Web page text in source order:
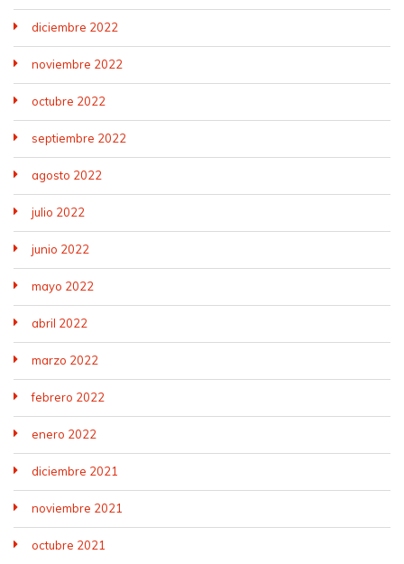
diciembre 2022
noviembre 2022
octubre 2022
septiembre 2022
agosto 2022
julio 2022
junio 2022
mayo 2022
abril 2022
marzo 2022
febrero 2022
enero 2022
diciembre 2021
noviembre 2021
octubre 2021